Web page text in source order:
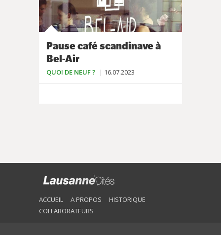
Pause café scandinave à
Bel-Air
QUOI DE NEUF ? 16.07.2023
ACCUEIL A PROPOS
HISTORIQUE
COLLABORATEURS